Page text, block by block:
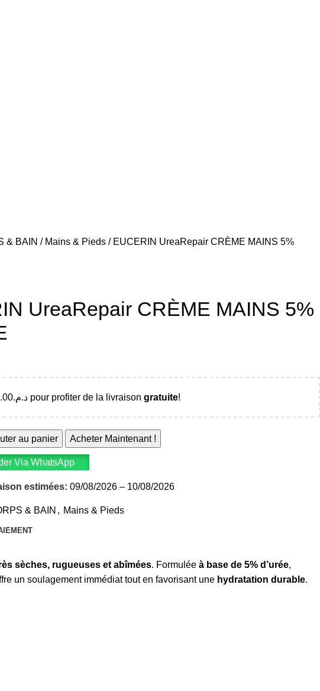
& BAIN Mains & Pieds
EUCERIN UreaRepair CRÈME MAINS 5%
UreaRepair CRÈME MAINS 5%
د.م. pour profiter de la livraison gratuite!
au panier Acheter Maintenant !
Via WhatsApp
estimées: 09/08/2026 – 10/08/2026
& BAIN , Mains & Pieds
sèches, rugueuses et abîmées. Formulée à base de 5% d’urée,
un soulagement immédiat tout en favorisant une hydratation durable.